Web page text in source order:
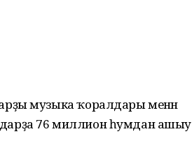
музыка ҡоралдары менән
76 миллион һумдан ашыу